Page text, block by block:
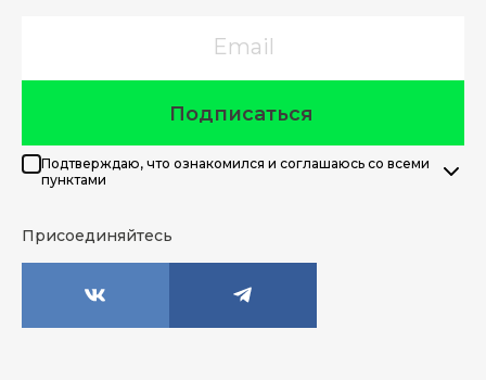
Подписаться
Подтверждаю, что ознакомился и соглашаюсь со всеми
пунктами
Присоединяйтесь